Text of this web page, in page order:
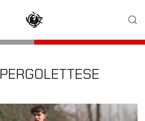
PERGOLETTESE